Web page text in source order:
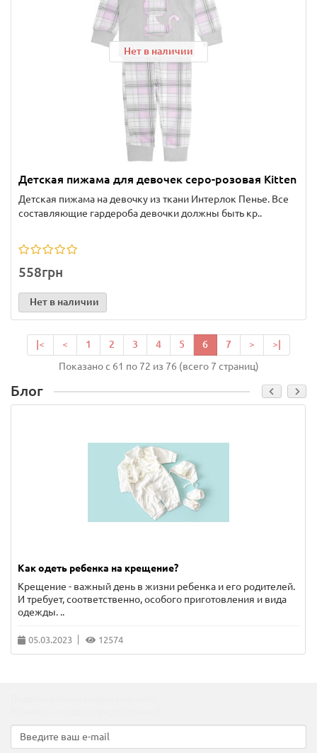
Нет в наличии
Детская пижама для девочек серо-розовая Kitten
Детская пижама на девочку из ткани Интерлок Пенье. Все
составляющие гардероба девочки должны быть кр..
558грн
Нет в наличии
|< < 1 2 3 4 5 6 7 >
>|
Показано с 61 по 72 из 76 (всего 7 страниц)
Блог
Как одеть ребенка на крещение?
Крещение - важный день в жизни ребенка и его родителей.
И требует, соответственно, особого приготовления и вида
одежды. ..
05.03.2023 12574